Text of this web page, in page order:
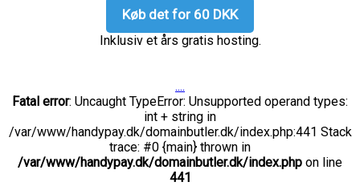
Køb det for 60 DKK
Inklusiv et års gratis hosting.
....
Fatal error: Uncaught TypeError: Unsupported operand types:
int + string in
/var/www/handypay.dk/domainbutler.dk/index.php:441 Stack
trace: #0 {main} thrown in
/var/www/handypay.dk/domainbutler.dk/index.php on line
441